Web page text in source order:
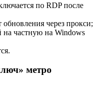
по RDP после
обновления через прокси;
на частную на Windows
метро